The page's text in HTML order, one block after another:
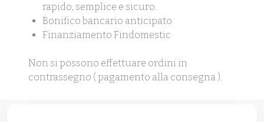
rapido, semplice e sicuro.
Bonifico bancario anticipato
Finanziamento Findomestic
Non si possono effettuare ordini in
contrassegno ( pagamento alla consegna ).